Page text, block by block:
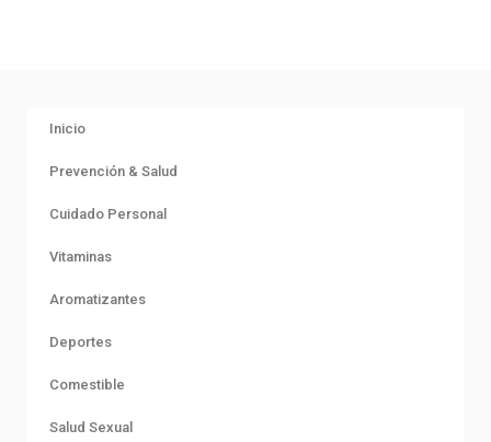
Inicio
Prevención & Salud
Cuidado Personal
Vitaminas
Aromatizantes
Deportes
Comestible
Salud Sexual